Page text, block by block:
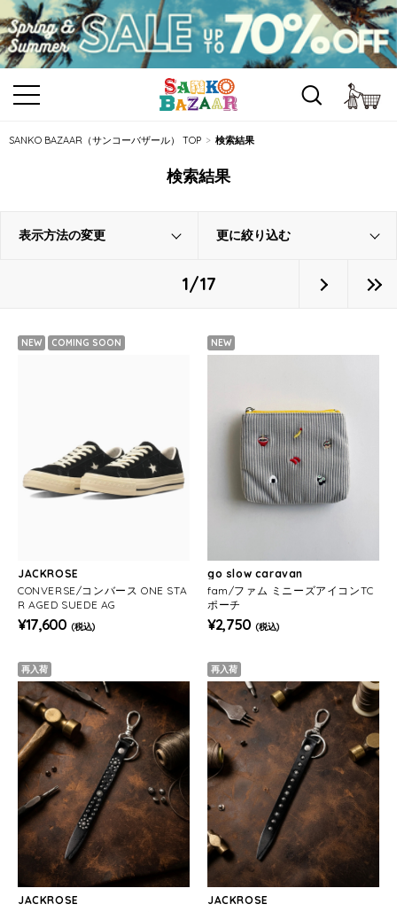
SANKO BAZAAR（サンコーバザール） TOP 検索結果
検索結果
表示方法の変更 更に絞り込む
1/17
NEW COMING SOON
JACKROSE
CONVERSE/コンバース ONE STA
R AGED SUEDE AG
¥17,600 (税込)
NEW
go slow caravan
fam/ファム ミニーズアイコンTC
ポーチ
¥2,750 (税込)
再入荷
JACKROSE
再入荷
JACKROSE